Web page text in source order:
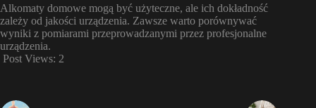
Alkomaty domowe mogą być użyteczne, ale ich dokładność
zależy od jakości urządzenia. Zawsze warto porównywać
wyniki z pomiarami przeprowadzanymi przez profesjonalne
urządzenia.
Post Views: 2